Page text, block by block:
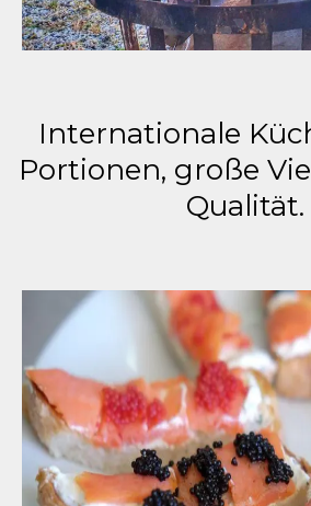
Internationale
Portionen, große
Qualität.